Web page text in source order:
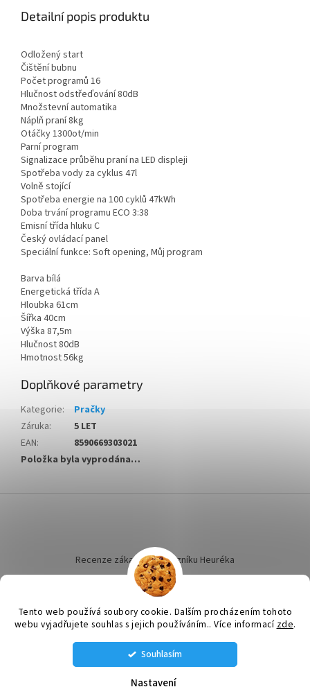
Tento web používá soubory cookie. Dalším procházením tohoto
webu vyjadřujete souhlas s jejich používáním.. Více informací zde.
Souhlasím
Nastavení
STÁLE MÁME NĚJAKÉ VENTILÁTORY SKLADEM VOLEJTE SI NA AKTUÁLNÍ
NABÍDKU: tel. 585 226 189 , 608 660 670 , 608 660 671
Detailní popis produktu
Odložený start
Čištění bubnu
Počet programů 16
Hlučnost odstřeďování 80dB
Množstevní automatika
Náplň praní 8kg
Otáčky 1300ot/min
Parní program
Signalizace průběhu praní na LED displeji
Spotřeba vody za cyklus 47l
Volně stojící
Spotřeba energie na 100 cyklů 47kWh
Doba trvání programu ECO 3:38
Emisní třída hluku C
Český ovládací panel
Speciální funkce: Soft opening, Můj program
Barva bílá
Energetická třída A
Hloubka 61cm
Šířka 40cm
Výška 87,5m
Hlučnost 80dB
Hmotnost 56kg
Doplňkové parametry
Kategorie:
Pračky
Záruka:
5 LET
EAN:
8590669303021
Položka byla vyprodána…
í
Recenze zákazníků dotazníku Heuréka
Vytvořil Shoptet
Copyright 2026ELEKTRO LINHART. Všechna práva vyhrazena.